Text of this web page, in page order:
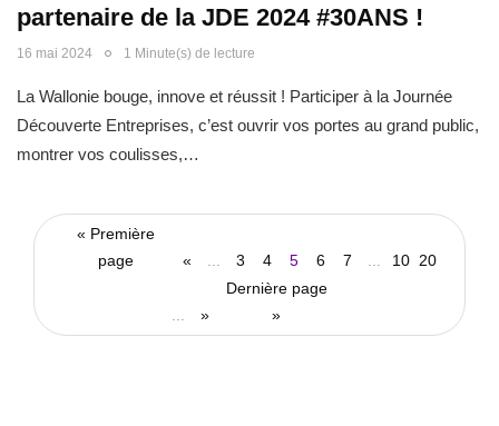
partenaire de la JDE 2024 #30ANS !
16 mai 2024 1 Minute(s) de lecture
La Wallonie bouge, innove et réussit ! Participer à la Journée
Découverte Entreprises, c’est ouvrir vos portes au grand public,
montrer vos coulisses,…
« Première
page
« 3 4 5 6 7 10 20
»
Dernière page
»